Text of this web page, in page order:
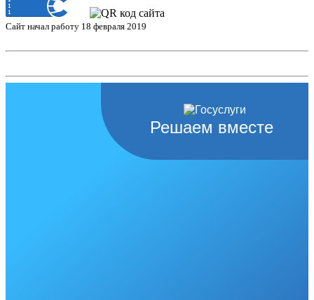
Сайт начал работу 18 февраля 2019
Решаем вместе